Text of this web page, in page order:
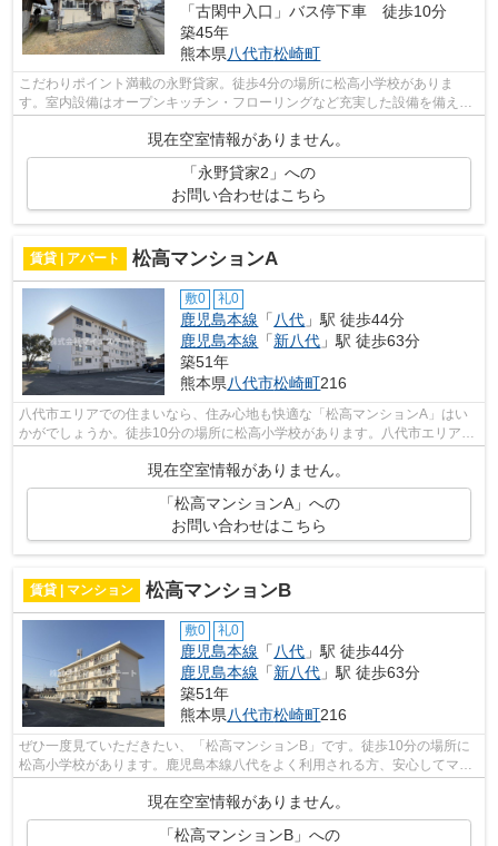
「古閑中入口」バス停下車 徒歩10分
築45年
熊本県八代市松崎町
こだわりポイント満載の永野貸家。徒歩4分の場所に松高小学校がありま
す。室内設備はオープンキッチン・フローリングなど充実した設備を備え付
けています。八代市での新生活を、マイエ...
現在空室情報がありません。
「永野貸家2」への
お問い合わせはこちら
賃貸 | アパート 松高マンションA
敷0 礼0
鹿児島本線 「八代 」駅 徒歩44分
鹿児島本線 「新八代 」駅 徒歩63分
築51年
熊本県八代市松崎町216
八代市エリアでの住まいなら、住み心地も快適な「松高マンションA」はい
かがでしょうか。徒歩10分の場所に松高小学校があります。八代市エリアで
現在空室情報がありません。
「松高マンションA」への
お問い合わせはこちら
賃貸 | マンション 松高マンションB
敷0 礼0
鹿児島本線 「 八代 」駅 徒歩44分
鹿児島本線 「新八代 」駅 徒歩63分
築51年
熊本県八代市松崎町216
ぜひ一度見ていただきたい、「松高マンションB」です。徒歩10分の場所に
松高小学校があります。鹿児島本線八代をよく利用される方、安心してマイ
現在空室情報がありません。
「松高マンションB」への